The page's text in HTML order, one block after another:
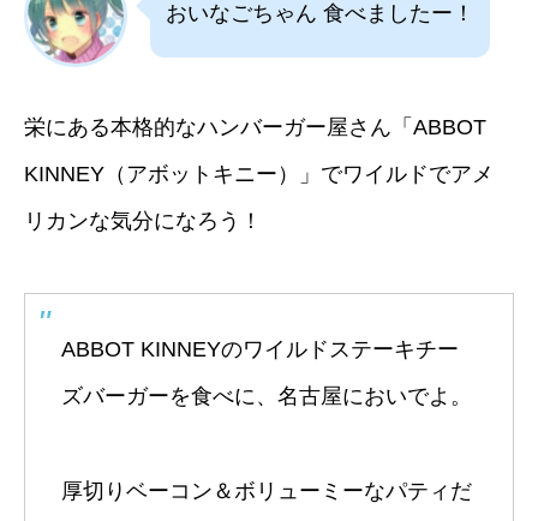
おいなごちゃん 食べましたー！
栄にある本格的なハンバーガー屋さん「ABBOT
KINNEY（アボットキニー）」でワイルドでアメ
リカンな気分になろう！
ABBOT KINNEYのワイルドステーキチー
ズバーガーを食べに、名古屋においでよ。
厚切りベーコン＆ボリューミーなパティだ